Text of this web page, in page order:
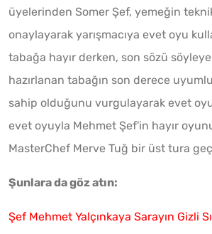
üyelerinden Somer Şef, yemeğin teknik
onaylayarak yarışmacıya evet oyu
tabağa hayır derken, son sözü
hazırlanan tabağın son derece
sahip olduğunu vurgulayarak evet
evet oyuyla Mehmet Şef'in hayır
MasterChef Merve Tuğ bir üst tura
Şunlara da göz atın:
Şef Mehmet Yalçınkaya Sarayın Gizli